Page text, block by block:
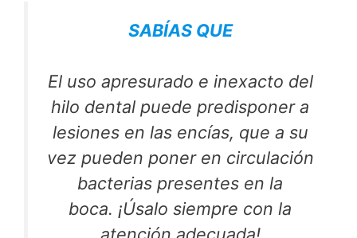
SABÍAS QUE
El uso apresurado e inexacto del
hilo dental puede predisponer a
lesiones en las encías, que a su
vez pueden poner en circulación
bacterias presentes en la
boca. ¡Úsalo siempre con la